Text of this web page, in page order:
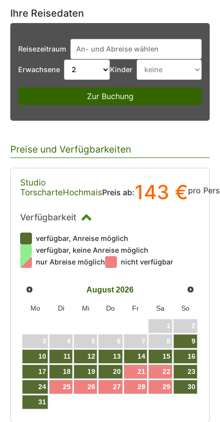
Ihre Reisedaten
Reisezeitraum
Erwachsene Kinder
Zur Buchung
Preise und Verfügbarkeiten
Studio
TorscharteHochmaisPreis ab:143 €pro
Verfügbarkeit
verfügbar, Anreise möglich
verfügbar, keine Anreise möglich
nur Abreise möglich
nicht verfügbar
August 2026
Mo Di Mi Do Fr Sa So
1
2
3
4 5 6 7 8
9
10
11 12 13 14 15
16
17
18 19 20 21 22
23
24
25 26 27 28 29
30
31